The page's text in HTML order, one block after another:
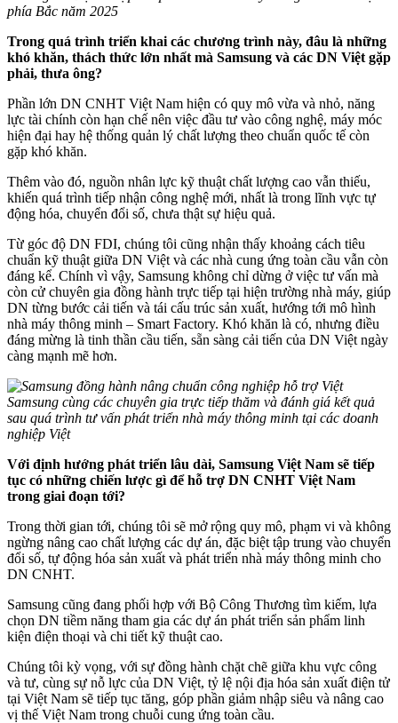
phía Bắc năm 2025
Trong quá trình triển khai các chương trình này, đâu là những
khó khăn, thách thức lớn nhất mà Samsung và các DN Việt gặp
phải, thưa ông?
Phần lớn DN CNHT Việt Nam hiện có quy mô vừa và nhỏ, năng
lực tài chính còn hạn chế nên việc đầu tư vào công nghệ, máy móc
hiện đại hay hệ thống quản lý chất lượng theo chuẩn quốc tế còn
gặp khó khăn.
Thêm vào đó, nguồn nhân lực kỹ thuật chất lượng cao vẫn thiếu,
khiến quá trình tiếp nhận công nghệ mới, nhất là trong lĩnh vực tự
động hóa, chuyển đổi số, chưa thật sự hiệu quả.
Từ góc độ DN FDI, chúng tôi cũng nhận thấy khoảng cách tiêu
chuẩn kỹ thuật giữa DN Việt và các nhà cung ứng toàn cầu vẫn còn
đáng kể. Chính vì vậy, Samsung không chỉ dừng ở việc tư vấn mà
còn cử chuyên gia đồng hành trực tiếp tại hiện trường nhà máy, giúp
DN từng bước cải tiến và tái cấu trúc sản xuất, hướng tới mô hình
nhà máy thông minh – Smart Factory. Khó khăn là có, nhưng điều
đáng mừng là tinh thần cầu tiến, sẵn sàng cải tiến của DN Việt ngày
càng mạnh mẽ hơn.
Samsung cùng các chuyên gia trực tiếp thăm và đánh giá kết quả
sau quá trình tư vấn phát triển nhà máy thông minh tại các doanh
nghiệp Việt
Với định hướng phát triển lâu dài, Samsung Việt Nam sẽ tiếp
tục có những chiến lược gì để hỗ trợ DN CNHT Việt Nam
trong giai đoạn tới?
Trong thời gian tới, chúng tôi sẽ mở rộng quy mô, phạm vi và không
ngừng nâng cao chất lượng các dự án, đặc biệt tập trung vào chuyển
đổi số, tự động hóa sản xuất và phát triển nhà máy thông minh cho
DN CNHT.
Samsung cũng đang phối hợp với Bộ Công Thương tìm kiếm, lựa
chọn DN tiềm năng tham gia các dự án phát triển sản phẩm linh
kiện điện thoại và chi tiết kỹ thuật cao.
Chúng tôi kỳ vọng, với sự đồng hành chặt chẽ giữa khu vực công
và tư, cùng sự nỗ lực của DN Việt, tỷ lệ nội địa hóa sản xuất điện tử
tại Việt Nam sẽ tiếp tục tăng, góp phần giảm nhập siêu và nâng cao
vị thế Việt Nam trong chuỗi cung ứng toàn cầu.